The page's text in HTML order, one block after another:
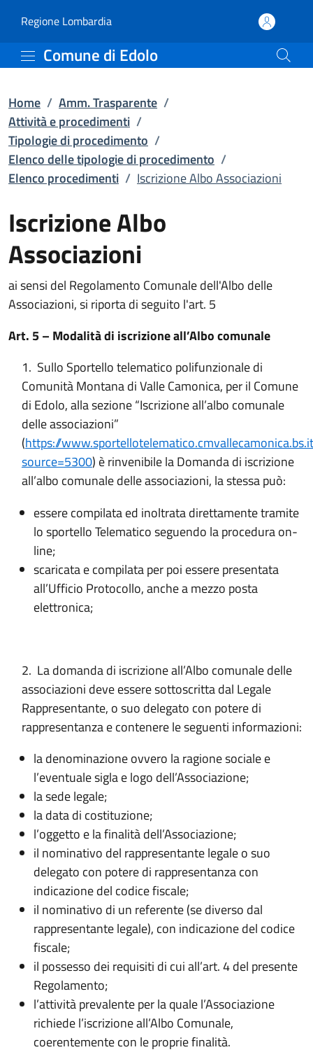
Iscrizione Albo
Regione Lombardia(apre in un'altra scheda).
Comune di Edolo
Home / Amm. Trasparente /
Attività e procedimenti /
Tipologie di procedimento /
Elenco delle tipologie di procedimento /
Elenco procedimenti / Iscrizione Albo Associazioni
Iscrizione Albo
Associazioni
ai sensi del Regolamento Comunale dell'Albo delle
Associazioni, si riporta di seguito l'art. 5
Art. 5 – Modalità di iscrizione all’Albo comunale
1. Sullo Sportello telematico polifunzionale di
Comunità Montana di Valle Camonica, per il Comune
di Edolo, alla sezione “Iscrizione all’albo comunale
delle associazioni”
(https://
source=5300) è rinvenibile la Domanda di iscrizione
all’albo comunale delle associazioni, la stessa può:
essere compilata ed inoltrata direttamente tramite
lo sportello Telematico seguendo la procedura on-
line;
scaricata e compilata per poi essere presentata
all’Ufficio Protocollo, anche a mezzo posta
elettronica;
2. La domanda di iscrizione all’Albo comunale delle
associazioni deve essere sottoscritta dal Legale
Rappresentante, o suo delegato con potere di
rappresentanza e contenere le seguenti informazioni:
la denominazione ovvero la ragione sociale e
l’eventuale sigla e logo dell’Associazione;
la sede legale;
la data di costituzione;
l’oggetto e la finalità dell’Associazione;
il nominativo del rappresentante legale o suo
delegato con potere di rappresentanza con
indicazione del codice fiscale;
il nominativo di un referente (se diverso dal
rappresentante legale), con indicazione del codice
fiscale;
il possesso dei requisiti di cui all’art. 4 del presente
Regolamento;
l’attività prevalente per la quale l’Associazione
richiede l’iscrizione all’Albo Comunale,
coerentemente con le proprie finalità.